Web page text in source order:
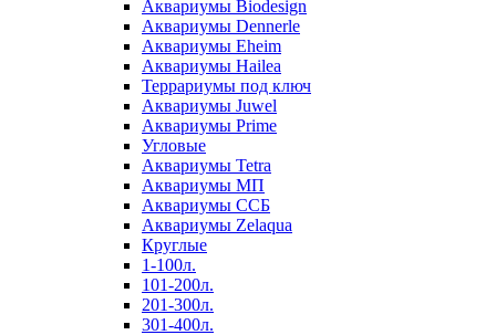
Аквариумы Biodesign
Аквариумы Dennerle
Аквариумы Eheim
Аквариумы Hailea
Террариумы под ключ
Аквариумы Juwel
Аквариумы Prime
Угловые
Аквариумы Tetra
Аквариумы МП
Аквариумы ССБ
Аквариумы Zelaqua
Круглые
1-100л.
101-200л.
201-300л.
301-400л.